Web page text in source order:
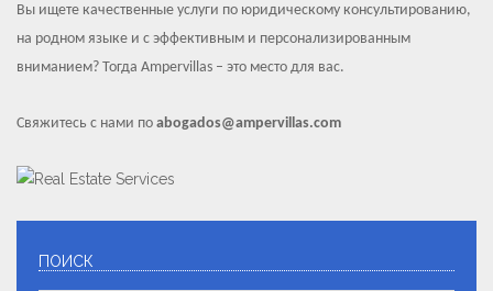
Вы ищете качественные услуги по юридическому консультированию,
на родном языке и с эффективным и персонализированным
вниманием? Тогда Ampervillas – это место для вас.
Свяжитесь с нами по abogados@ampervillas.com
ПОИСК